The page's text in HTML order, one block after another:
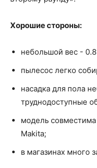
Хорошие стороны:
небольшой вес -
пылесос легко
насадка для пола
труднодоступные
модель
Makita;
в магазинах много